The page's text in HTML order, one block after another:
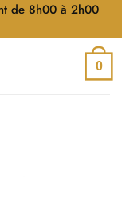
de 8h00 à 2h00
0